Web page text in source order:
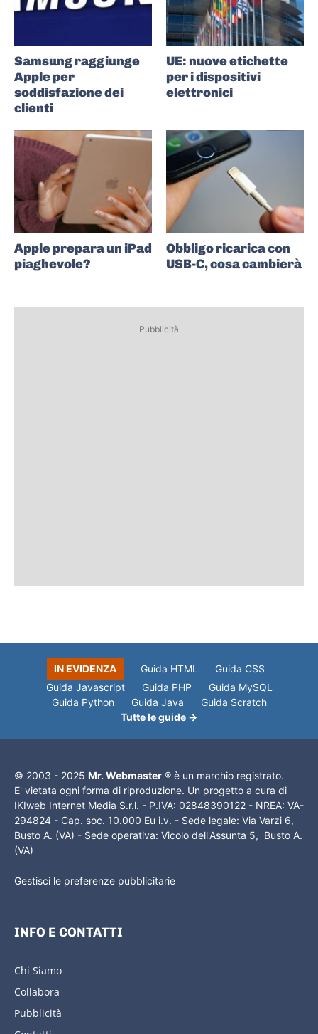
Samsung raggiunge
Apple per
soddisfazione dei
clienti
UE: nuove etichette
per i dispositivi
elettronici
Apple prepara un iPad
piaghevole?
Obbligo ricarica con
USB-C, cosa cambierà
Pubblicità
IN EVIDENZA Guida HTML
Guida CSS
Guida Javascript
Guida PHP
Guida MySQL
Guida Python
Guida Java
Guida Scratch
Tutte le guide →
© 2003 - 2025 Mr. Webmaster ® è un marchio registrato.
E' vietata ogni forma di riproduzione. Un progetto a cura di
IKIweb Internet Media S.r.l. - P.IVA: 02848390122 - NREA: VA-
294824 - Cap. soc. 10.000 Eu i.v. - Sede legale: Via Varzi 6,
Busto A. (VA) - Sede operativa: Vicolo dell'Assunta 5, Busto A.
(VA)
Gestisci le preferenze pubblicitarie
INFO E CONTATTI
Chi Siamo
Collabora
Pubblicità